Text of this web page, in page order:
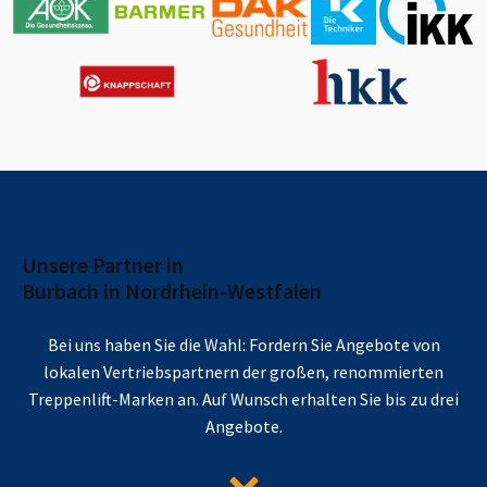
Unsere Partner in
Burbach in Nordrhein-Westfalen
Bei uns haben Sie die Wahl: Fordern Sie Angebote von
lokalen Vertriebspartnern der großen, renommierten
Treppenlift-Marken an. Auf Wunsch erhalten Sie bis zu drei
Angebote.